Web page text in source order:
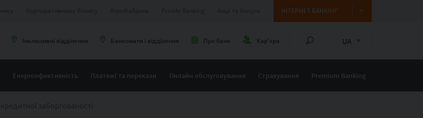
ІНТЕРНЕТ БАНКІНГ
Інклюзивні відділення Банкомати і відділення Про банк Кар'єра UA
Енергоефективність Платежі та перекази Онлайн обслуговування Страхування Premium Banking